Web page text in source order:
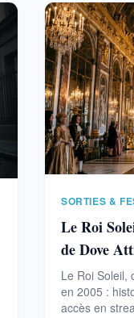
SORTIES &
Le Roi
de Dove
Le Roi Soleil,
en 2005 :
accès en